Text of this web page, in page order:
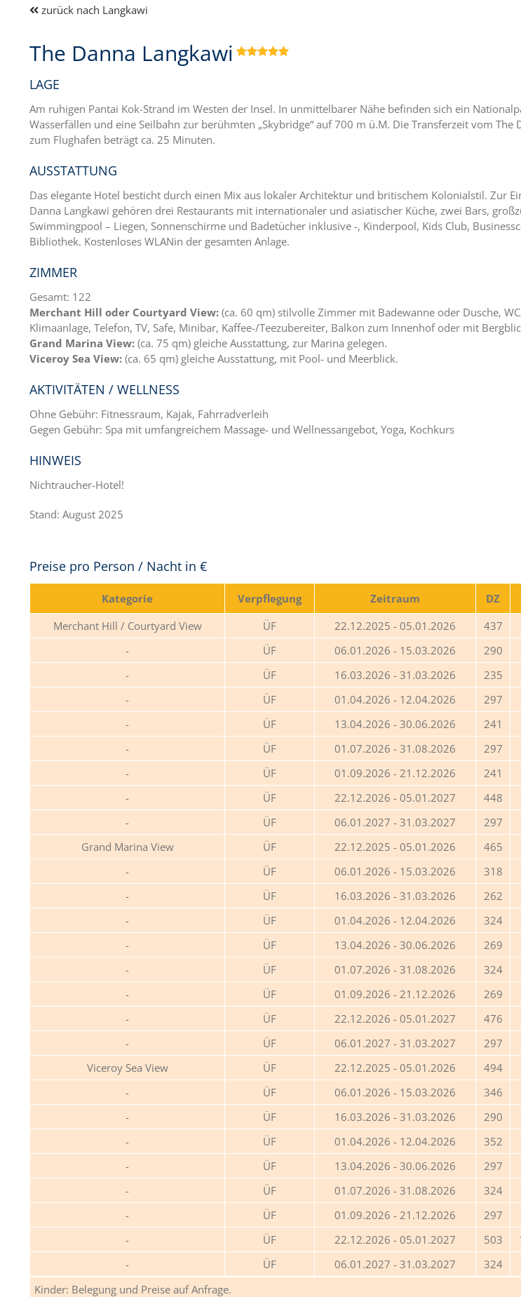
zurück nach Langkawi
The Danna Langkawi 
LAGE
Am ruhigen Pantai Kok-Strand im Westen der Insel. In unmittelbarer Nähe befinden sich ein
Wasserfällen und eine Seilbahn zur berühmten „Skybridge“ auf 700 m ü.M. Die Transferzeit vom The
zum Flughafen beträgt ca. 25 Minuten.
AUSSTATTUNG
Das elegante Hotel besticht durch einen Mix aus lokaler Architektur und britischem Kolonialstil. Zur
Danna Langkawi gehören drei Restaurants mit internationaler und asiatischer Küche, zwei Bars,
Swimmingpool – Liegen, Sonnenschirme und Badetücher inklusive -, Kinderpool, Kids Club,
Bibliothek. Kostenloses WLANin der gesamten Anlage.
ZIMMER
Gesamt: 122
Merchant Hill oder Courtyard View: (ca. 60 qm) stilvolle Zimmer mit Badewanne oder Dusche,
Klimaanlage, Telefon, TV, Safe, Minibar, Kaffee-/Teezubereiter, Balkon zum Innenhof oder mit
Grand Marina View: (ca. 75 qm) gleiche Ausstattung, zur Marina gelegen.
Viceroy Sea View: (ca. 65 qm) gleiche Ausstattung, mit Pool- und Meerblick.
AKTIVITÄTEN / WELLNESS
Ohne Gebühr: Fitnessraum, Kajak, Fahrradverleih
Gegen Gebühr: Spa mit umfangreichem Massage- und Wellnessangebot, Yoga, Kochkurs
HINWEIS
Nichtraucher-Hotel!
Stand: August 2025
Preise pro Person / Nacht in €
Kategorie Verpflegung Zeitraum DZ
Merchant Hill / Courtyard View
ÜF 22.12.2025 - 05.01.2026 437
ÜF
06.01.2026 - 15.03.2026 290
ÜF
16.03.2026 - 31.03.2026 235
ÜF
01.04.2026 - 12.04.2026 297
ÜF
13.04.2026 - 30.06.2026 241
ÜF
01.07.2026 - 31.08.2026 297
ÜF
01.09.2026 - 21.12.2026 241
ÜF
22.12.2026 - 05.01.2027 448
ÜF
06.01.2027 - 31.03.2027 297
Grand Marina View
ÜF 22.12.2025 - 05.01.2026 465
ÜF
06.01.2026 - 15.03.2026 318
ÜF
16.03.2026 - 31.03.2026 262
ÜF
01.04.2026 - 12.04.2026 324
ÜF
13.04.2026 - 30.06.2026 269
ÜF
01.07.2026 - 31.08.2026 324
ÜF
01.09.2026 - 21.12.2026 269
ÜF
22.12.2026 - 05.01.2027 476
ÜF
06.01.2027 - 31.03.2027 297
Viceroy Sea View
ÜF 22.12.2025 - 05.01.2026 494
ÜF
06.01.2026 - 15.03.2026 346
ÜF
16.03.2026 - 31.03.2026 290
ÜF
01.04.2026 - 12.04.2026 352
ÜF
13.04.2026 - 30.06.2026 297
ÜF
01.07.2026 - 31.08.2026 324
ÜF
01.09.2026 - 21.12.2026 297
ÜF
22.12.2026 - 05.01.2027 503
ÜF
06.01.2027 - 31.03.2027 324
Kinder: Belegung und Preise auf Anfrage.